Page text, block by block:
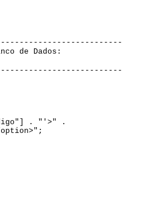
de Dados:
. "'>" .